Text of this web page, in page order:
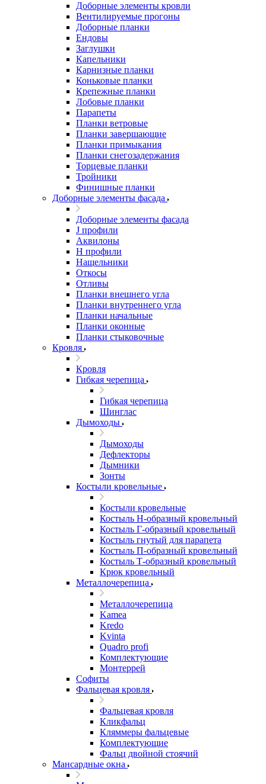
Доборные элементы кровли
Вентилируемые прогоны
Доборные планки
Ендовы
Заглушки
Капельники
Карнизные планки
Коньковые планки
Крепежные планки
Лобовые планки
Парапеты
Планки ветровые
Планки завершающие
Планки примыкания
Планки снегозадержания
Торцевые планки
Тройники
Финишные планки
Доборные элементы фасада
Доборные элементы фасада
J профили
Аквилоны
Н профили
Нащельники
Откосы
Отливы
Планки внешнего угла
Планки внутреннего угла
Планки начальные
Планки оконные
Планки стыковочные
Кровля
Кровля
Гибкая черепица
Гибкая черепица
Шинглас
Дымоходы
Дымоходы
Дефлекторы
Дымники
Зонты
Костыли кровельные
Костыли кровельные
Костыль H-образный кровельный
Костыль Г-образный кровельный
Костыль гнутый для парапета
Костыль П-образный кровельный
Костыль Т-образный кровельный
Крюк кровельный
Металлочерепица
Металлочерепица
Kamea
Kredo
Kvinta
Quadro profi
Комплектующие
Монтеррей
Софиты
Фальцевая кровля
Фальцевая кровля
Кликфальц
Кляммеры фальцевые
Комплектующие
Фальц двойной стоячий
Мансардные окна